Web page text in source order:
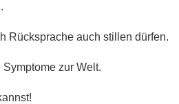
Rücksprache auch stillen dürfen.
zur Welt.